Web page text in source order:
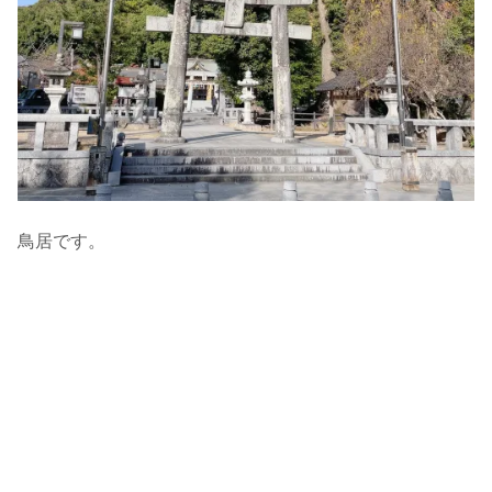
鳥居です。